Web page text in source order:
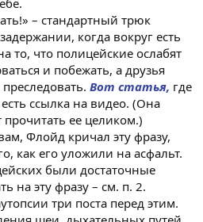
– стандартный трюк
когда вокруг есть
то, что полицейские ослабят
и побежать, а друзья
Вот статья, где
ссылка на видео. (Она
ее целиком.)
Флойд кричал эту фразу,
как его уложили на асфальт.
были достаточные
на эту фразу – см. п. 2.
три поста перед этим.